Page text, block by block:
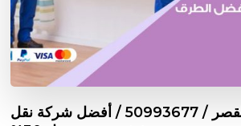
نقل اثاث في القصر / 50993677 / أفضل شركة نقل